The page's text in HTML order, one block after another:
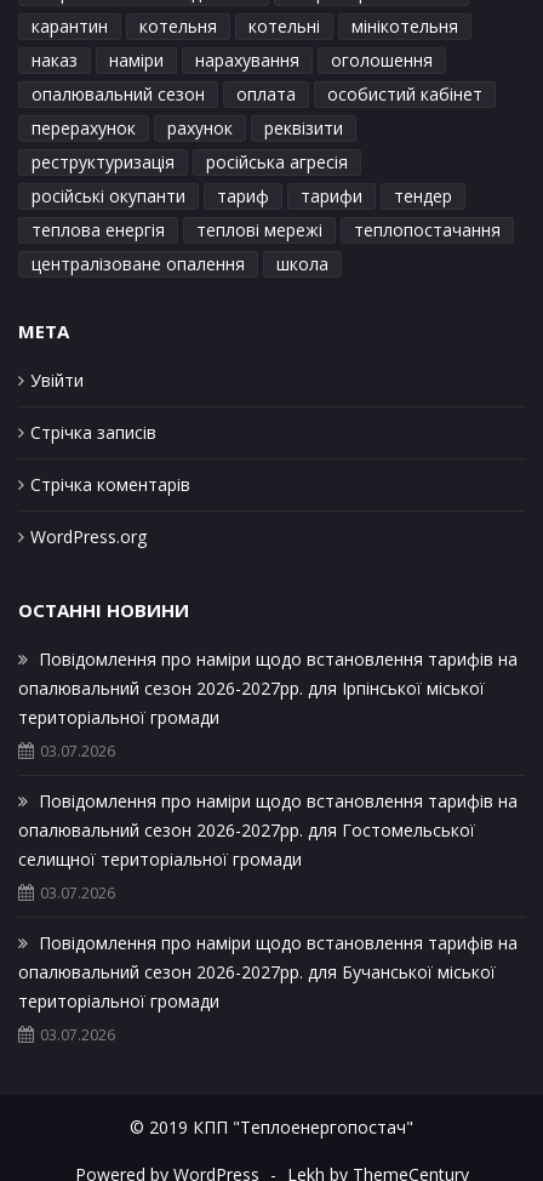
карантин
котельня котельні
мінікотельня
наказ
наміри нарахування
оголошення
опалювальний сезон
оплата
особистий кабінет
перерахунок
рахунок
реквізити
реструктуризація
російська агресія
російські окупанти
тариф тарифи
тендер
теплова енергія
теплові мережі
теплопостачання
централізоване опалення
школа
META
Увійти
Стрічка записів
Стрічка коментарів
WordPress.org
ОСТАННІ НОВИНИ
Повідомлення про наміри щодо встановлення тарифів на
опалювальний сезон 2026-2027рр. для Ірпінської міської
територіальної громади
03.07.2026
Повідомлення про наміри щодо встановлення тарифів на
опалювальний сезон 2026-2027рр. для Гостомельської
селищної територіальної громади
03.07.2026
Повідомлення про наміри щодо встановлення тарифів на
опалювальний сезон 2026-2027рр. для Бучанської міської
територіальної громади
03.07.2026
© 2019 КПП "Теплоенергопостач"
Powered by WordPress - Lekh by ThemeCentury